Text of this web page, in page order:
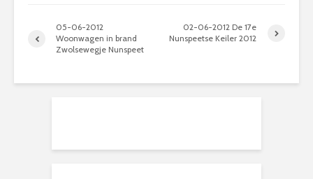
05-06-2012
Woonwagen in brand
Zwolsewegje Nunspeet
02-06-2012 De 17e
Nunspeetse Keiler 2012